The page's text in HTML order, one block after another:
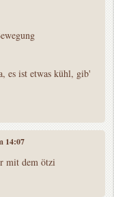
es ist etwas kühl, gib'
14:07
mit dem ötzi